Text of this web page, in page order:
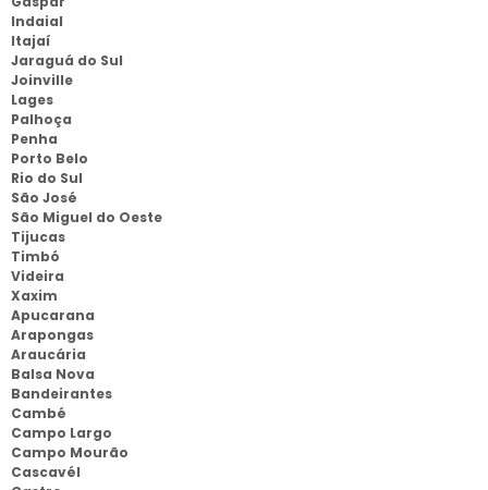
Indaial
Itajaí
Jaraguá do Sul
Joinville
Lages
Palhoça
Penha
Porto Belo
Rio do Sul
São José
São Miguel do Oeste
Tijucas
Timbó
Videira
Xaxim
Apucarana
Arapongas
Araucária
Balsa Nova
Bandeirantes
Cambé
Campo Largo
Campo Mourão
Cascavél